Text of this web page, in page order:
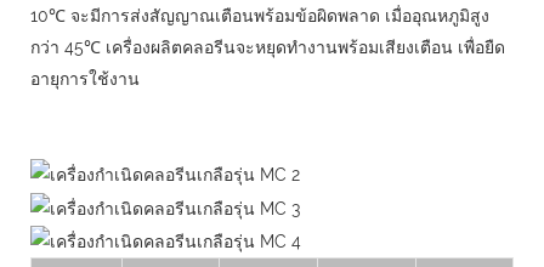
10℃ จะมีการส่งสัญญาณเตือนพร้อมข้อผิดพลาด เมื่ออุณหภูมิสูง
กว่า 45℃ เครื่องผลิตคลอรีนจะหยุดทำงานพร้อมเสียงเตือน เพื่อยืด
อายุการใช้งาน